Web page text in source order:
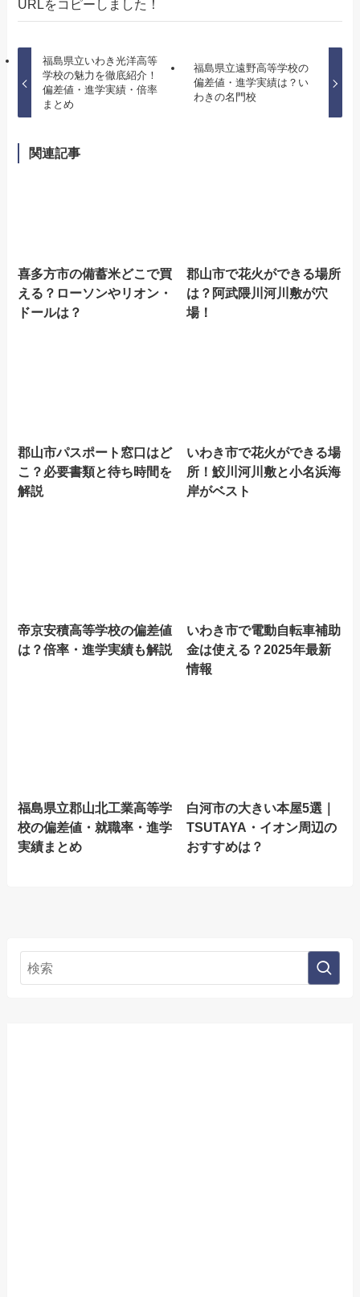
URLをコピーしました！
福島県立いわき光洋高等
学校の魅力を徹底紹介！
偏差値・進学実績・倍率
まとめ
福島県立遠野高等学校の
偏差値・進学実績は？い
わきの名門校
関連記事
喜多方市の備蓄米どこで買
える？ローソンやリオン・
ドールは？
郡山市で花火ができる場所
は？阿武隈川河川敷が穴
場！
郡山市パスポート窓口はど
こ？必要書類と待ち時間を
解説
いわき市で花火ができる場
所！鮫川河川敷と小名浜海
岸がベスト
帝京安積高等学校の偏差値
は？倍率・進学実績も解説
いわき市で電動自転車補助
金は使える？2025年最新
情報
福島県立郡山北工業高等学
校の偏差値・就職率・進学
実績まとめ
白河市の大きい本屋5選｜
TSUTAYA・イオン周辺の
おすすめは？